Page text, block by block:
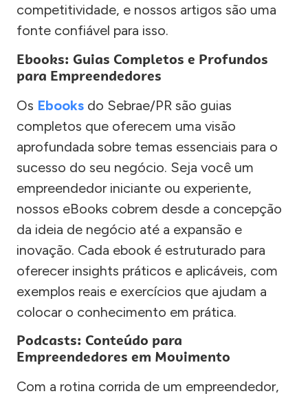
competitividade, e nossos artigos são uma
fonte confiável para isso.
Ebooks: Guias Completos e Profundos
para Empreendedores
Os Ebooks do Sebrae/PR são guias
completos que oferecem uma visão
aprofundada sobre temas essenciais para o
sucesso do seu negócio. Seja você um
empreendedor iniciante ou experiente,
nossos eBooks cobrem desde a concepção
da ideia de negócio até a expansão e
inovação. Cada ebook é estruturado para
oferecer insights práticos e aplicáveis, com
exemplos reais e exercícios que ajudam a
colocar o conhecimento em prática.
Podcasts: Conteúdo para
Empreendedores em Movimento
Com a rotina corrida de um empreendedor,